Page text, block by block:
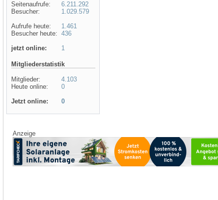
Seitenaufrufe:
Besucher:
Aufrufe heute:
Besucher heute:
jetzt online:
6.211.292
1.029.579
1.461
436
1
Mitgliederstatistik
Mitglieder:
Heute online:
4.103
0
Jetzt online:
0
Anzeige